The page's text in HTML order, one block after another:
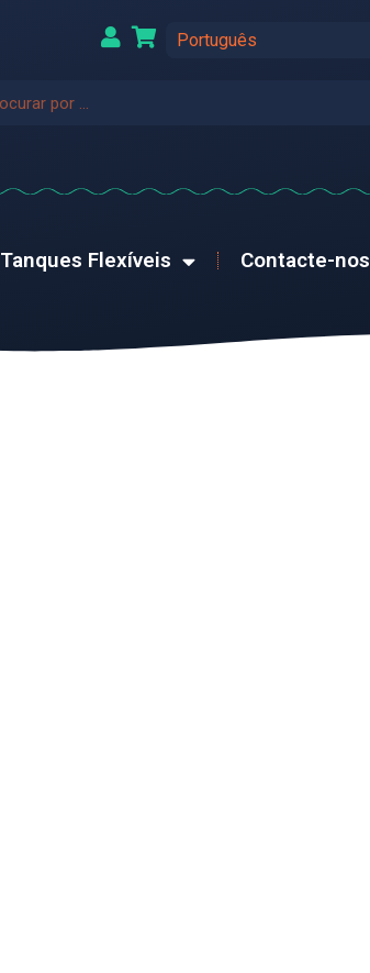
Português
Tanques Flexíveis Contacte-nos